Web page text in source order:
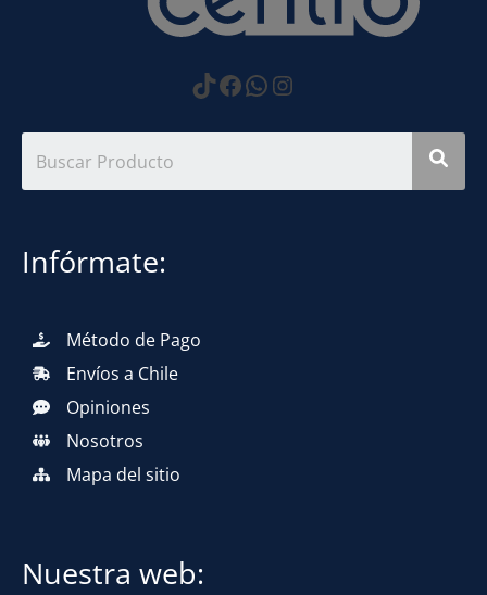
https://
Facebook
WhatsApp
Instagram
Infórmate:
Método de Pago
Envíos a Chile
Opiniones
Nosotros
Mapa del sitio
Nuestra web: